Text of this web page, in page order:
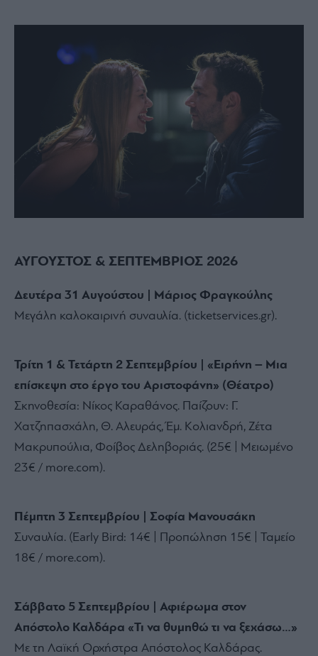
ΑΥΓΟΥΣΤΟΣ & ΣΕΠΤΕΜΒΡΙΟΣ 2026
Δευτέρα 31 Αυγούστου | Μάριος Φραγκούλης
Μεγάλη καλοκαιρινή συναυλία. (ticketservices.gr).
Τρίτη 1 & Τετάρτη 2 Σεπτεμβρίου | «Ειρήνη – Μια
επίσκεψη στο έργο του Αριστοφάνη» (Θέατρο)
Σκηνοθεσία: Νίκος Καραθάνος. Παίζουν: Γ.
Χατζηπασχάλη, Θ. Αλευράς, Έμ. Κολιανδρή, Ζέτα
Μακρυπούλια, Φοίβος Δεληβοριάς. (25€ | Μειωμένο
23€ / more.com).
Πέμπτη 3 Σεπτεμβρίου | Σοφία Μανουσάκη
Συναυλία. (Early Bird: 14€ | Προπώληση 15€ | Ταμείο
18€ / more.com).
Σάββατο 5 Σεπτεμβρίου | Αφιέρωμα στον
Απόστολο Καλδάρα «Τι να θυμηθώ τι να ξεχάσω…»
Με τη Λαϊκή Ορχήστρα Απόστολος Καλδάρας.